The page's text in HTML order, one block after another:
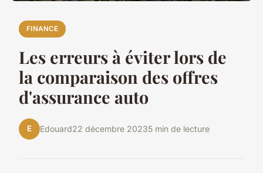
FINANCE
Les erreurs à éviter lors de
la comparaison des offres
d'assurance auto
E Edouard22 décembre 20235 min de lecture